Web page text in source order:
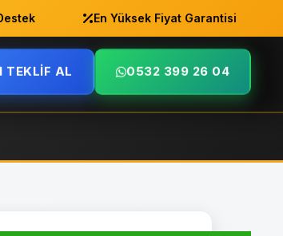
En Yüksek Fiyat Garantisi
TEKLIF AL 0532 399 26 04